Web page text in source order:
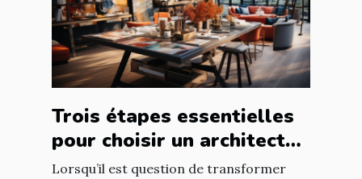
Trois étapes essentielles
pour choisir un architecte
d’intérieur
Lorsqu’il est question de transformer